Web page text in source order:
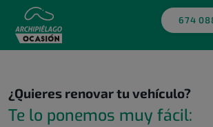
674
¿Quieres renovar tu vehículo?
Te lo ponemos muy fácil: